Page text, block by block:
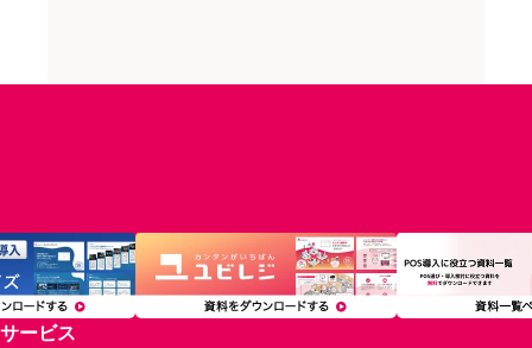
サービス